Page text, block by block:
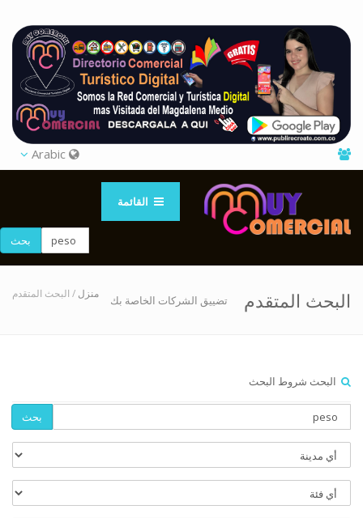
القائمة
بحث
البحث المتقدم تضييق الشركات الخاصة بك منزل / البحث المتقدم
البحث شروط البحث
بحث